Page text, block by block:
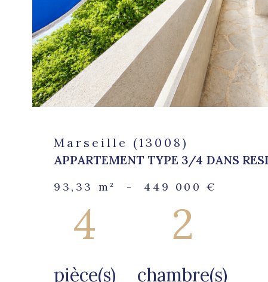
Marseille (13008)
APPARTEMENT TYPE 3/4 DANS
93,33 m² - 449 000 €
4
pièce(s)
2
chambre(s)